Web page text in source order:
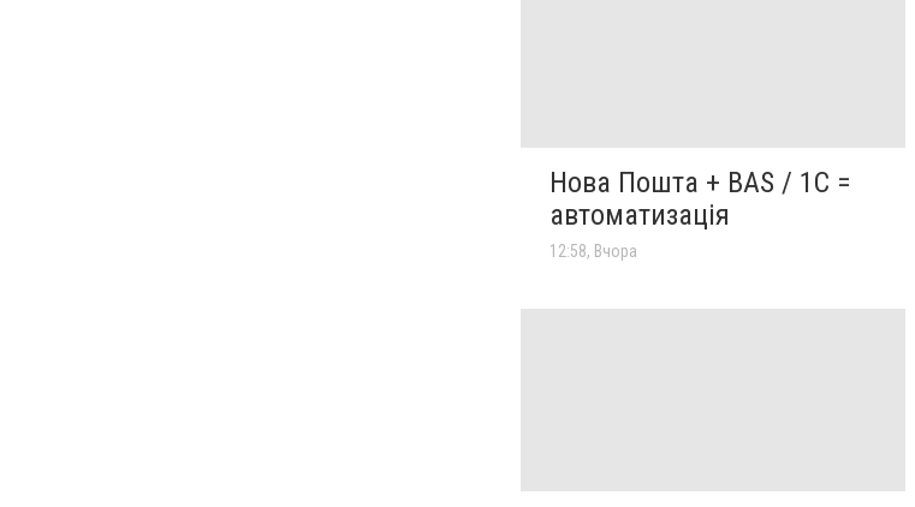
Нова Пошта + BAS / 1C =
автоматизація
12:58, Вчора